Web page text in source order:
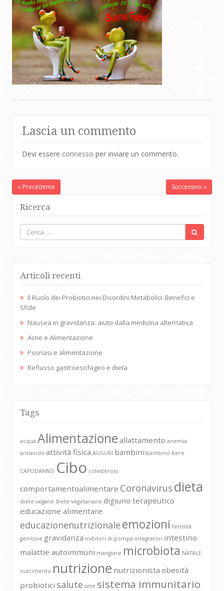
Lascia un commento
Devi essere connesso per inviare un commento.
« Precedente Successivo »
Ricerca
Articoli recenti
Il Ruolo dei Probiotici nei Disordini Metabolici: Benefici e
Sfide
Nausea in gravidanza: aiuto dalla medicina alternativa
Acne e Alimentazione
Psoriasi e alimentazione
Reflusso gastroesofageo e dieta
Tags
acqua Alimentazione allattamento anemia
antiacido attività fisica AUGURI bambini bambino bere
CAPODANNO Cibo colesterolo
comportamentoalimentare Coronavirus dieta
diete vegane diete vegetariane digiuno terapeutico
educazione alimentare
educazionenutrizionale emozioni fertilità
genitore gravidanza inibitori di pompa integratori intestino
malattie autoimmuni mangiare microbiota NATALE
nutrimento nutrizione nutrizionista obesità
probiotici salute sete sistema immunitario